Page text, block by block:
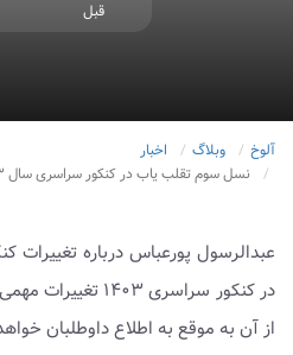
قبل
آلوخ وبلاگ
اخبار
نسل سوم تقلب یاب در کنکور سراسری سال ۱۴۰۳ به کار گرفته می‌شود
در کنکور سراسری
از آن به موقع به اطلاع داوطلبان